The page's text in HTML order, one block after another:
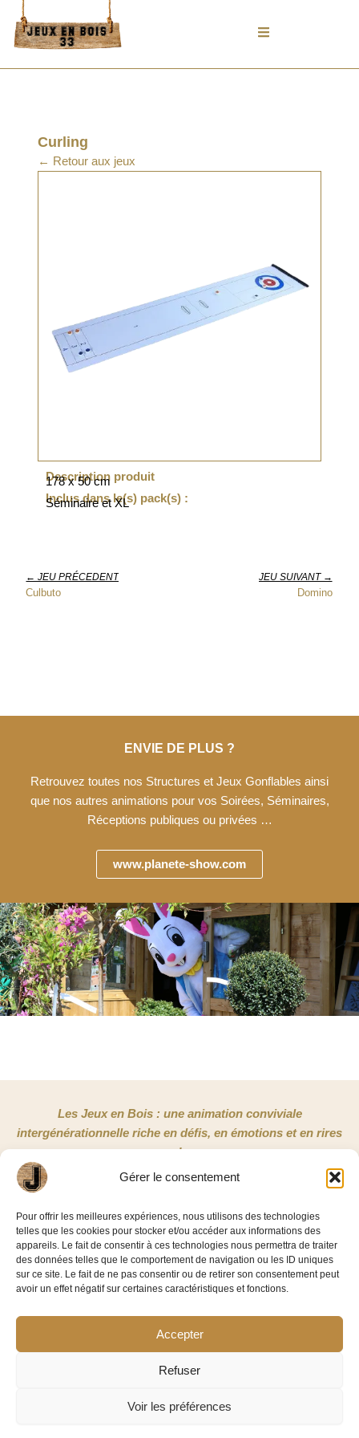
Gérer le consentement
Pour offrir les meilleures expériences, nous utilisons des technologies
telles que les cookies pour stocker et/ou accéder aux informations des
appareils. Le fait de consentir à ces technologies nous permettra de traiter
des données telles que le comportement de navigation ou les ID uniques
sur ce site. Le fait de ne pas consentir ou de retirer son consentement peut
avoir un effet négatif sur certaines caractéristiques et fonctions.
Accepter
Refuser
Voir les préférences
Aller
contenu
Curling
← Retour aux jeux
Description produit
178 x 50 cm
Inclus dans le(s) pack(s) :
Séminaire et XL
← JEU PRÉCEDENT
Culbuto
JEU SUIVANT →
Domino
ENVIE DE PLUS ?
Retrouvez toutes nos Structures et Jeux Gonflables ainsi
que nos autres animations pour vos Soirées, Séminaires,
Réceptions publiques ou privées …
www.planete-show.com
Les Jeux en Bois : une animation conviviale
intergénérationnelle riche en défis, en émotions et en rires
!
Jeux en Bois 33
3/5 rue Copernic
33185 Le Haillan
06 58 86 42 11